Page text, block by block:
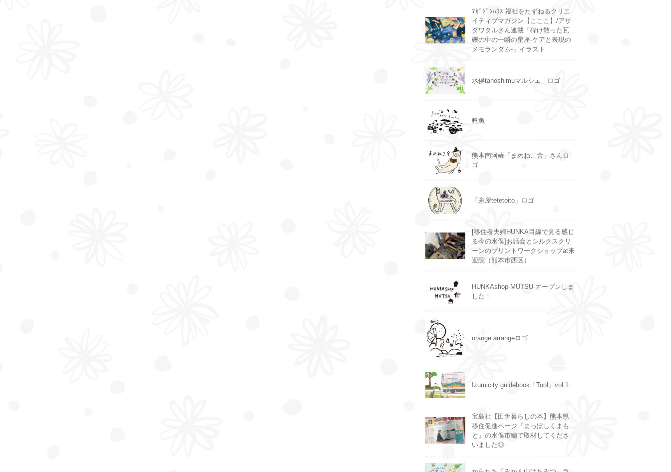
ﾏｶﾞｼﾞﾝﾊｳｽ 福祉をたずねるクリエ
イティブマガジン【こここ】/アサ
ダワタルさん連載「砕け散った瓦
礫の中の一瞬の星座-ケアと表現の
メモランダム-」イラスト
水俣tanoshimuマルシェ ロゴ
甦魚
熊本南阿蘇「まめねこ舎」さんロ
ゴ
「糸屋tetetoito」ロゴ
[移住者夫婦HUNKA目線で見る感じ
る今の水俣]お話会とシルクスクリ
ーンのプリントワークショップat来
迎院（熊本市西区）
HUNKAshop-MUTSU-オープンしま
した！
orange arrangeロゴ
Izumicity guidebook「Tool」vol.1
宝島社【田舎暮らしの本】熊本県
移住促進ページ『まっぽしくまも
と』の水俣市編で取材してくださ
いました◎